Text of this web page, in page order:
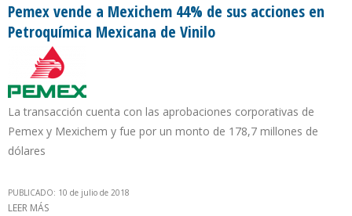
Pemex vende a Mexichem 44% de sus acciones en
Petroquímica Mexicana de Vinilo
La transacción cuenta con las aprobaciones corporativas de
Pemex y Mexichem y fue por un monto de 178,7 millones de
dólares
PUBLICADO: 10 de julio de 2018
LEER MÁS